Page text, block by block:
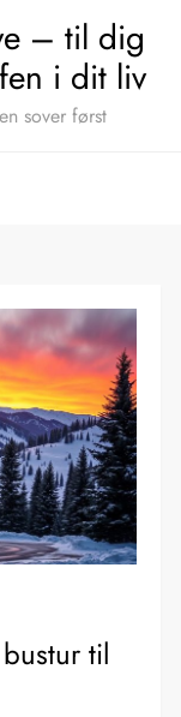
– til dig
i dit liv
sover først
til